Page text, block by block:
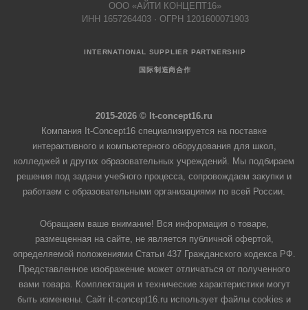
ООО «АЙТИ КОНЦЕПТ16»
ИНН 1657264403 · ОГРН 1201600071903
INTERNATIONAL SUPPLIER PARTNERSHIP
国际制造商合作
2015-2026 © It-concept16.ru
Компания It-Concept16 специализируется на поставке
интерактивного и компьютерного оборудования для школ,
колледжей и других образовательных учреждений. Мы подбираем
решения под задачи учебного процесса, сопровождаем закупки и
работаем с образовательными организациями по всей России.
Обращаем ваше внимание! Вся информация о товаре,
размещенная на сайте, не является публичной офертой,
определяемой положениями Статьи 437 Гражданского кодекса РФ.
Представленное изображение может отличаться от полученного
вами товара. Комплектация и технические характеристики могут
быть изменены. Сайт it-concept16.ru использует файлы cookies и